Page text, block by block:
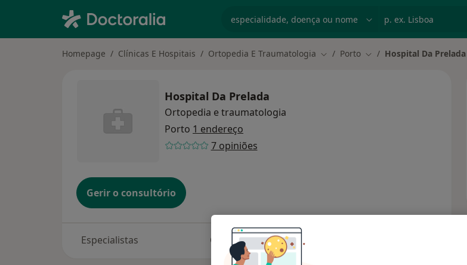
Homepage Clínicas E Hospitais Ortopedia E Traumatologia Mudar de cidade
Porto Mudar de cidade
Hospital Da Prelada
Hospital Da Prelada
Ortopedia e traumatologia
Porto 1 endereço
7 opiniões
Gerir o consultório
Especialistas Consultórios